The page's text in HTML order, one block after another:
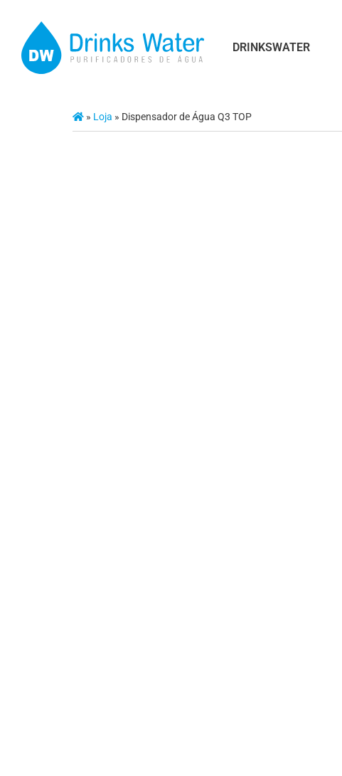
DRINKSWATER
» Loja » Dispensador de Água Q3 TOP